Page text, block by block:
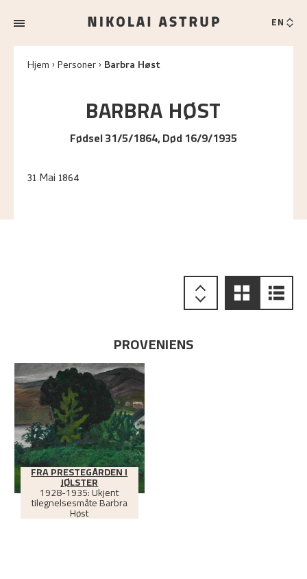
EN
Hjem Personer Barbra Høst
BARBRAHØST
Fødsel 31/5/1864, Død 16/9/1935
31 Mai 1864
PROVENIENS
FRA PRESTEGÅRDEN I
JØLSTER
1928-1935: Ukjent
tilegnelsesmåte Barbra
Høst